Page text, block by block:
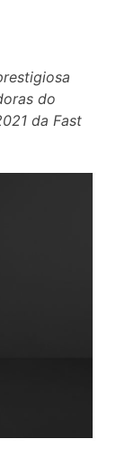
do
da Fast